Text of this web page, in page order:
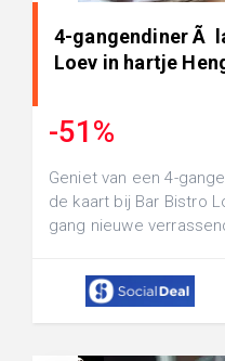
4-gangendiner Ã
Loev in hartje
-51%
Geniet van een 4-
de kaart bij Bar Bistro
gang nieuwe